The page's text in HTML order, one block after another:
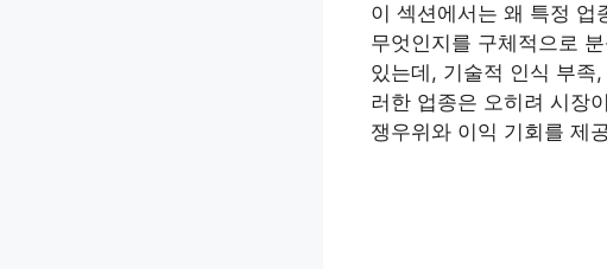
이 섹션에서는 왜 특정 업
무엇인지를 구체적으로
있는데, 기술적 인식 부족
러한 업종은 오히려 시장
쟁우위와 이익 기회를 제